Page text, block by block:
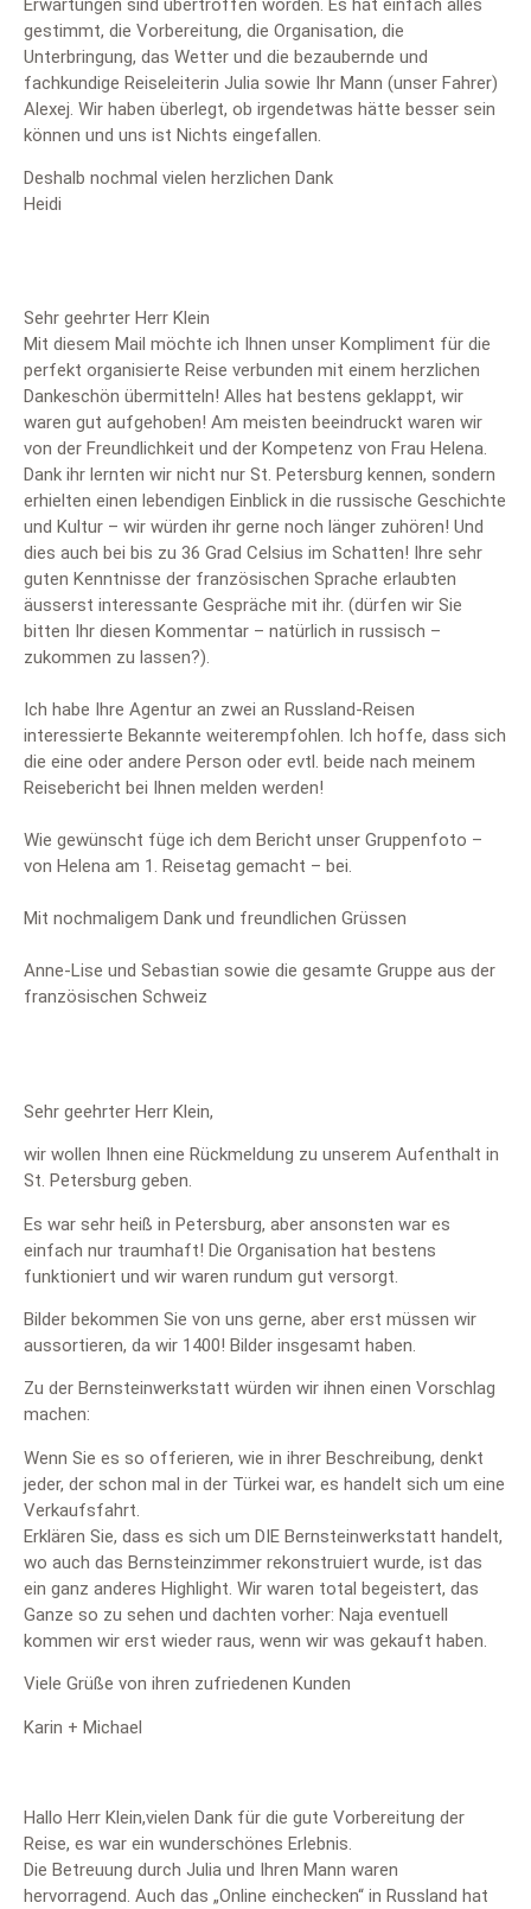
Erwartungen sind übertroffen worden. Es hat einfach alles
gestimmt, die Vorbereitung, die Organisation, die
Unterbringung, das Wetter und die bezaubernde und
fachkundige Reiseleiterin Julia sowie Ihr Mann (unser Fahrer)
Alexej. Wir haben überlegt, ob irgendetwas hätte besser sein
können und uns ist Nichts eingefallen.
Deshalb nochmal vielen herzlichen Dank
Heidi
Sehr geehrter Herr Klein
Mit diesem Mail möchte ich Ihnen unser Kompliment für die
perfekt organisierte Reise verbunden mit einem herzlichen
Dankeschön übermitteln! Alles hat bestens geklappt, wir
waren gut aufgehoben! Am meisten beeindruckt waren wir
von der Freundlichkeit und der Kompetenz von Frau Helena.
Dank ihr lernten wir nicht nur St. Petersburg kennen, sondern
erhielten einen lebendigen Einblick in die russische Geschichte
und Kultur – wir würden ihr gerne noch länger zuhören! Und
dies auch bei bis zu 36 Grad Celsius im Schatten! Ihre sehr
guten Kenntnisse der französischen Sprache erlaubten
äusserst interessante Gespräche mit ihr. (dürfen wir Sie
bitten Ihr diesen Kommentar – natürlich in russisch –
zukommen zu lassen?).
Ich habe Ihre Agentur an zwei an Russland-Reisen
interessierte Bekannte weiterempfohlen. Ich hoffe, dass sich
die eine oder andere Person oder evtl. beide nach meinem
Reisebericht bei Ihnen melden werden!
Wie gewünscht füge ich dem Bericht unser Gruppenfoto –
von Helena am 1. Reisetag gemacht – bei.
Mit nochmaligem Dank und freundlichen Grüssen
Anne-Lise und Sebastian sowie die gesamte Gruppe aus der
französischen Schweiz
Sehr geehrter Herr Klein,
wir wollen Ihnen eine Rückmeldung zu unserem Aufenthalt in
St. Petersburg geben.
Es war sehr heiß in Petersburg, aber ansonsten war es
einfach nur traumhaft! Die Organisation hat bestens
funktioniert und wir waren rundum gut versorgt.
Bilder bekommen Sie von uns gerne, aber erst müssen wir
aussortieren, da wir 1400! Bilder insgesamt haben.
Zu der Bernsteinwerkstatt würden wir ihnen einen Vorschlag
machen:
Wenn Sie es so offerieren, wie in ihrer Beschreibung, denkt
jeder, der schon mal in der Türkei war, es handelt sich um eine
Verkaufsfahrt.
Erklären Sie, dass es sich um DIE Bernsteinwerkstatt handelt,
wo auch das Bernsteinzimmer rekonstruiert wurde, ist das
ein ganz anderes Highlight. Wir waren total begeistert, das
Ganze so zu sehen und dachten vorher: Naja eventuell
kommen wir erst wieder raus, wenn wir was gekauft haben.
Viele Grüße von ihren zufriedenen Kunden
Karin + Michael
Hallo Herr Klein,vielen Dank für die gute Vorbereitung der
Reise, es war ein wunderschönes Erlebnis.
Die Betreuung durch Julia und Ihren Mann waren
hervorragend. Auch das „Online einchecken“ in Russland hat